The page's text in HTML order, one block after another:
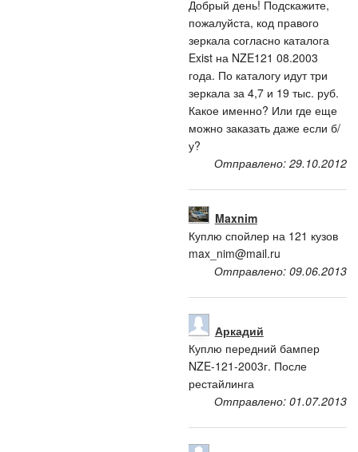
Добрый день! Подскажите,
пожалуйста, код правого
зеркала согласно каталога
Exist на NZE121 08.2003
года. По каталогу идут три
зеркала за 4,7 и 19 тыс. руб.
Какое именно? Или где еще
можно заказать даже если б/
у?
Отправлено: 29.10.2012
Maxnim
Куплю спойлер на 121 кузов
max_nim@mail.ru
Отправлено: 09.06.2013
Аркадий
Куплю передний бампер
NZE-121-2003г. После
рестайлинга
Отправлено: 01.07.2013